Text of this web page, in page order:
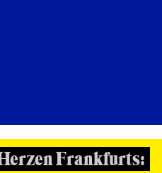
Frankfurts: